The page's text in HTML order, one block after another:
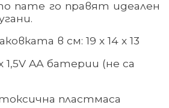
пате го правят идеален
.
в см: 19 х 14 х 13
1,5V AА батерии (не са
пластмаса